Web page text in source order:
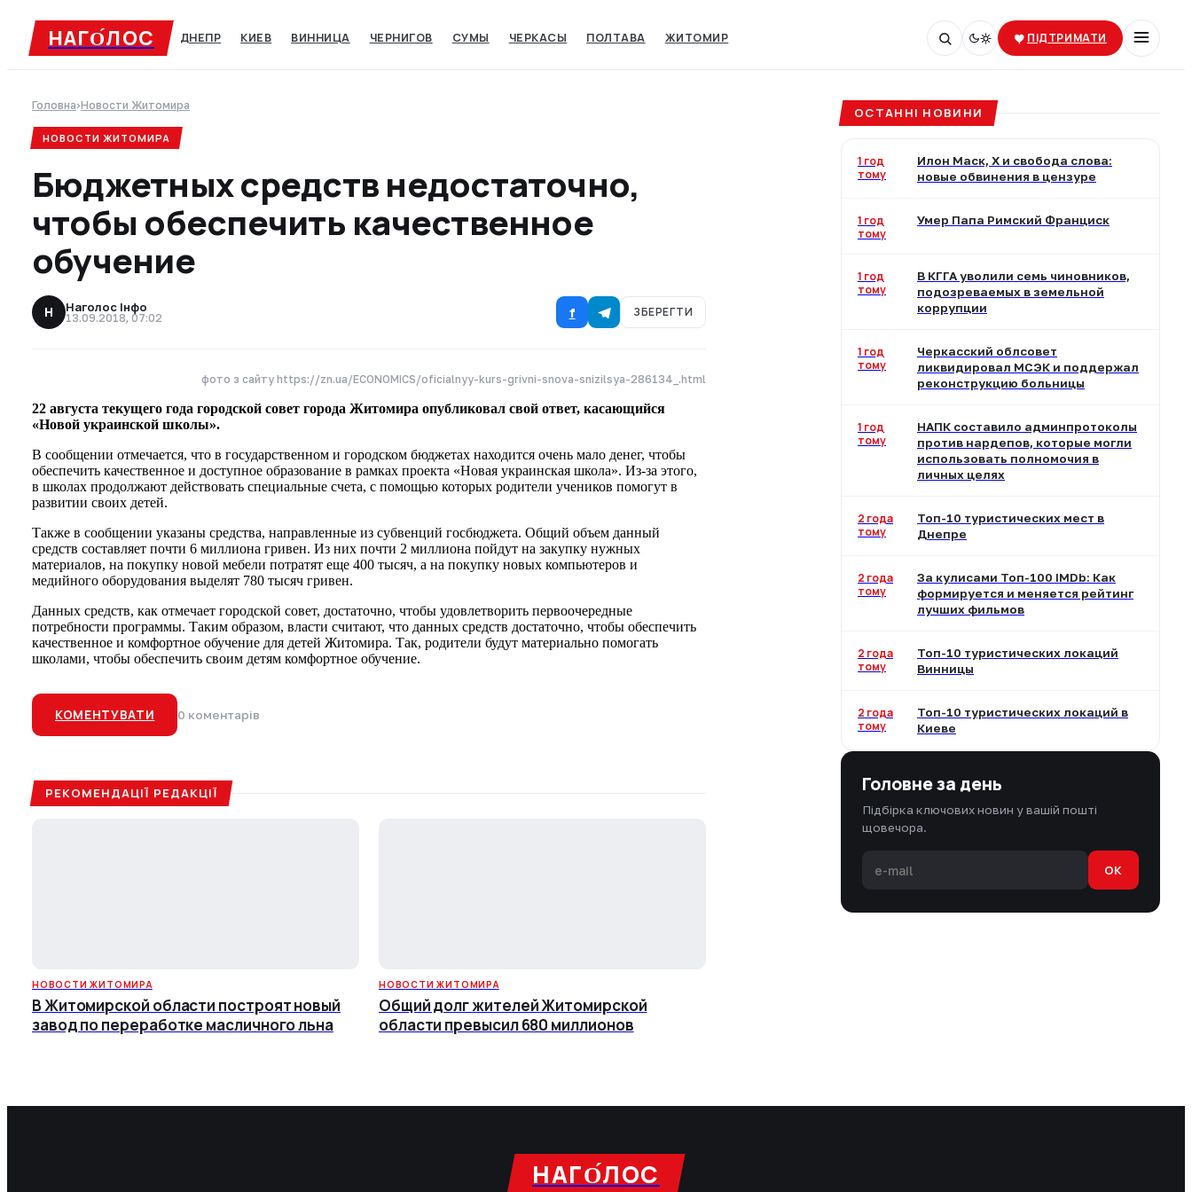
НАГО́ЛОC ДНЕПР КИЕВ ВИННИЦА ЧЕРНИГОВ СУМЫ‎ ЧЕРКАСЫ‎ ПОЛТАВА ЖИТОМИР ПІДТРИМАТИ
Головна›Новости Житомира
НОВОСТИ ЖИТОМИРА
Бюджетных средств недостаточно,
чтобы обеспечить качественное
обучение
Н Наголос Інфо
13.09.2018, 07:02 f ЗБЕРЕГТИ
фото з сайту https://zn.ua/ECONOMICS/oficialnyy-kurs-grivni-snova-snizilsya-286134_.html
22 августа текущего года городской совет города Житомира опубликовал свой ответ, касающийся
«Новой украинской школы».
В сообщении отмечается, что в государственном и городском бюджетах находится очень мало денег, чтобы
обеспечить качественное и доступное образование в рамках проекта «Новая украинская школа». Из-за этого,
в школах продолжают действовать специальные счета, с помощью которых родители учеников помогут в
развитии своих детей.
Также в сообщении указаны средства, направленные из субвенций госбюджета. Общий объем данный
средств составляет почти 6 миллиона гривен. Из них почти 2 миллиона пойдут на закупку нужных
материалов, на покупку новой мебели потратят еще 400 тысяч, а на покупку новых компьютеров и
медийного оборудования выделят 780 тысяч гривен.
Данных средств, как отмечает городской совет, достаточно, чтобы удовлетворить первоочередные
потребности программы. Таким образом, власти считают, что данных средств достаточно, чтобы обеспечить
качественное и комфортное обучение для детей Житомира. Так, родители будут материально помогать
школами, чтобы обеспечить своим детям комфортное обучение.
КОМЕНТУВАТИ 0 коментарів
РЕКОМЕНДАЦІЇ РЕДАКЦІЇ
НОВОСТИ ЖИТОМИРА
В Житомирской области построят новый
завод по переработке масличного льна
НОВОСТИ ЖИТОМИРА
Общий долг жителей Житомирской
области превысил 680 миллионов
ОСТАННІ НОВИНИ
1 год
тому
Илон Маск, X и свобода слова:
новые обвинения в цензуре
1 год
тому
Умер Папа Римский Франциск
1 год
тому
В КГГА уволили семь чиновников,
подозреваемых в земельной
коррупции
1 год
тому
Черкасский облсовет
ликвидировал МСЭК и поддержал
реконструкцию больницы
1 год
тому
НАПК составило админпротоколы
против нардепов, которые могли
использовать полномочия в
личных целях
2 года
тому
Топ-10 туристических мест в
Днепре
2 года
тому
За кулисами Топ-100 IMDb: Как
формируется и меняется рейтинг
лучших фильмов
2 года
тому
Топ-10 туристических локаций
Винницы
2 года
тому
Топ-10 туристических локаций в
Киеве
Головне за день
Підбірка ключових новин у вашій пошті
щовечора.
OK
НАГО́ЛОC